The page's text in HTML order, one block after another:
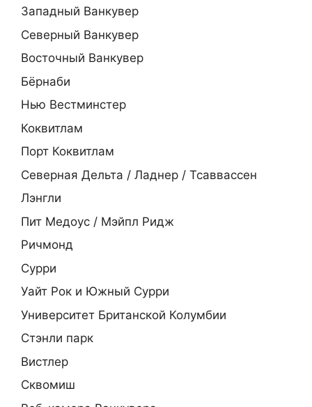
Западный Ванкувер
Северный Ванкувер
Восточный Ванкувер
Бёрнаби
Нью Вестминстер
Коквитлам
Порт Коквитлам
Северная Дельта / Ладнер / Тсаввассен
Лэнгли
Пит Медоус / Мэйпл Ридж
Ричмонд
Сурри
Уайт Рок и Южный Сурри
Университет Британской Колумбии
Стэнли парк
Вистлер
Сквомиш